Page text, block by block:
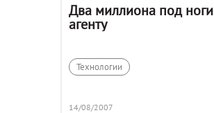
Два миллиона под ноги
агенту
Технологии
14/08/2007